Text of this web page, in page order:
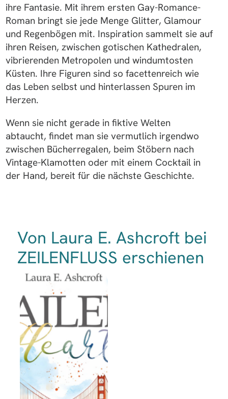
ihre Fantasie. Mit ihrem ersten Gay-Romance-
Roman bringt sie jede Menge Glitter, Glamour
und Regenbögen mit. Inspiration sammelt sie auf
ihren Reisen, zwischen gotischen Kathedralen,
vibrierenden Metropolen und windumtosten
Küsten. Ihre Figuren sind so facettenreich wie
das Leben selbst und hinterlassen Spuren im
Herzen.
Wenn sie nicht gerade in fiktive Welten
abtaucht, findet man sie vermutlich irgendwo
zwischen Bücherregalen, beim Stöbern nach
Vintage-Klamotten oder mit einem Cocktail in
der Hand, bereit für die nächste Geschichte.
Von Laura E. Ashcroft bei
ZEILENFLUSS erschienen